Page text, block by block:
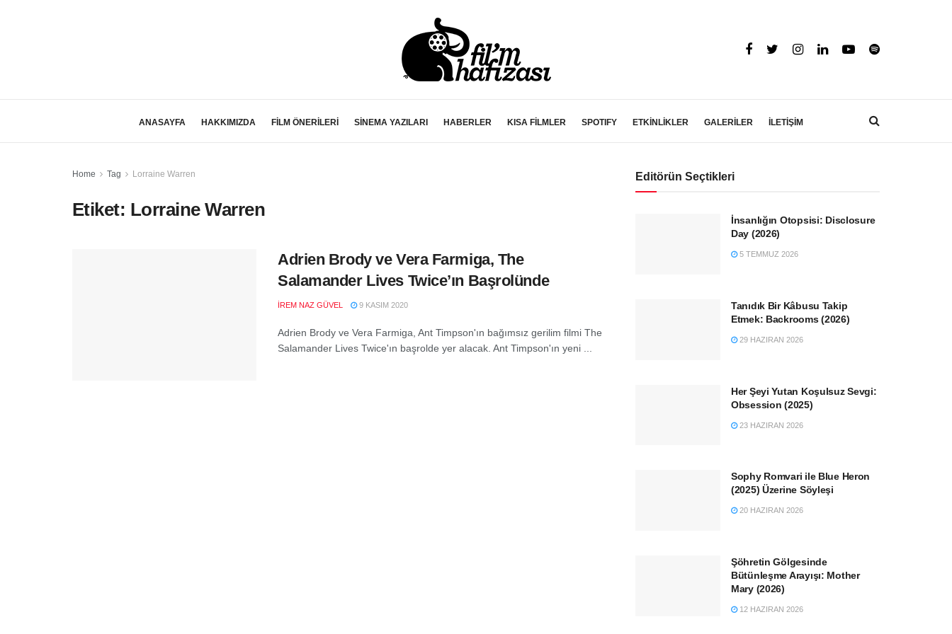
ANASAYFA HAKKIMIZDA FİLM ÖNERİLERİ SİNEMA YAZILARI HABERLER KISA FİLMLER SPOTIFY ETKİNLİKLER GALERİLER İLETİŞİM
Home Tag Lorraine Warren
Etiket: Lorraine Warren
Adrien Brody ve Vera Farmiga, The
Salamander Lives Twice’ın Başrolünde
İREM NAZ GÜVEL 9 KASIM 2020
Adrien Brody ve Vera Farmiga, Ant Timpson'ın bağımsız gerilim filmi The
Salamander Lives Twice'ın başrolde yer alacak. Ant Timpson'ın yeni ...
Editörün Seçtikleri
İnsanlığın Otopsisi: Disclosure
Day (2026)
5 TEMMUZ 2026
Tanıdık Bir Kâbusu Takip
Etmek: Backrooms (2026)
29 HAZIRAN 2026
Her Şeyi Yutan Koşulsuz Sevgi:
Obsession (2025)
23 HAZIRAN 2026
Sophy Romvari ile Blue Heron
(2025) Üzerine Söyleşi
20 HAZIRAN 2026
Şöhretin Gölgesinde
Bütünleşme Arayışı: Mother
Mary (2026)
12 HAZIRAN 2026